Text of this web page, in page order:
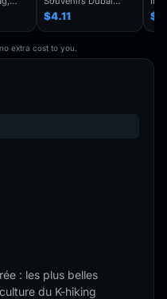
Bag
Kuwait Fridge
Stickers Japan
Shanghai Korea
Finland Mauritius
Fridge Magnets
$4.11
extra cost to you.
: les plus belles
du K-hiking